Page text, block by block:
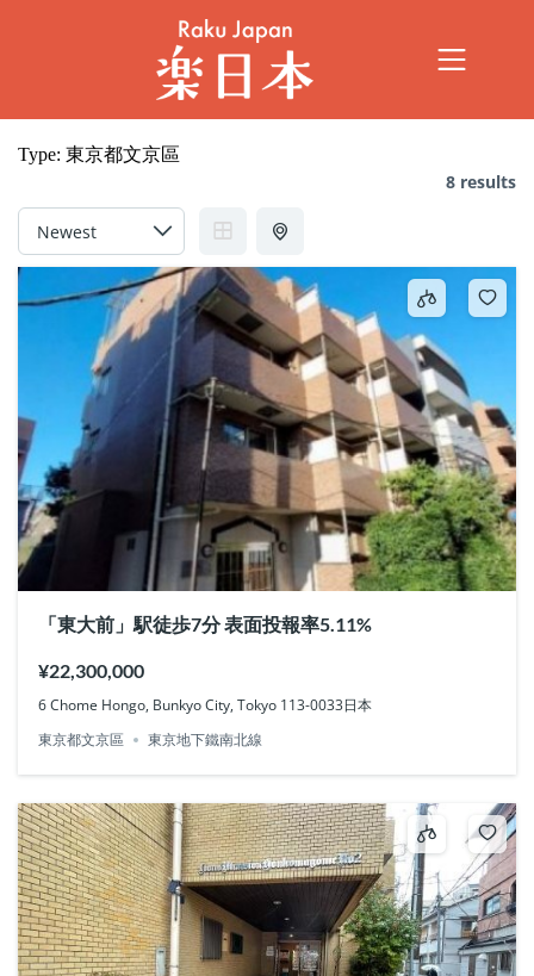
Type: 東京都文京區
8 results
「東大前」駅徒歩7分 表面投報率5.11%
¥22,300,000
6 Chome Hongo, Bunkyo City, Tokyo 113-0033日本
東京都文京區
東京地下鐵南北線